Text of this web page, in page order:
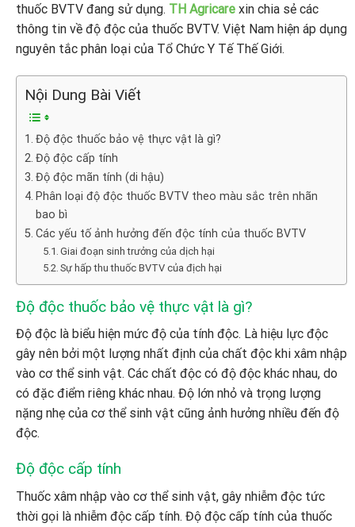
thuốc BVTV đang sử dụng. TH Agricare xin chia sẻ các
thông tin về độ độc của thuốc BVTV. Việt Nam hiện áp dụng
nguyên tắc phân loại của Tổ Chức Y Tế Thế Giới.
Nội Dung Bài Viết
Độ độc thuốc bảo vệ thực vật là gì?
Độ độc cấp tính
Độ độc mãn tính (di hậu)
Phân loại độ độc thuốc BVTV theo màu sắc trên nhãn
bao bì
Các yếu tố ảnh hưởng đến độc tính của thuốc BVTV
Giai đoạn sinh trưởng của dịch hại
Sự hấp thu thuốc BVTV của địch hại
Độ độc thuốc bảo vệ thực vật là gì?
Độ độc là biểu hiện mức độ của tính độc. Là hiệu lực độc
gây nên bởi một lượng nhất định của chất độc khi xâm nhập
vào cơ thể sinh vật. Các chất độc có độ độc khác nhau, do
có đặc điểm riêng khác nhau. Độ lớn nhỏ và trọng lượng
nặng nhẹ của cơ thể sinh vật cũng ảnh hưởng nhiều đến độ
độc.
Độ độc cấp tính
Thuốc xâm nhập vào cơ thể sinh vật, gây nhiễm độc tức
thời gọi là nhiễm độc cấp tính. Độ độc cấp tính của thuốc